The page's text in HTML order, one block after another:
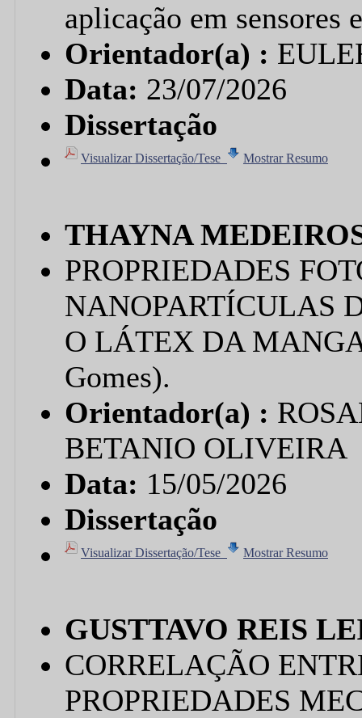
aplicação em sensores
Orientador(a) :
Data: 23/07/2026
Dissertação
Visualizar Dissertação/Tese Mostrar Resumo
THAYNA
PROPRIEDADES
NANOPARTÍCULAS
O LÁTEX DA
Gomes).
Orientador(a) :
BETANIO OLIVEIRA
Data: 15/05/2026
Dissertação
Visualizar Dissertação/Tese Mostrar Resumo
GUSTTAVO REIS
CORRELAÇÃO
PROPRIEDADES